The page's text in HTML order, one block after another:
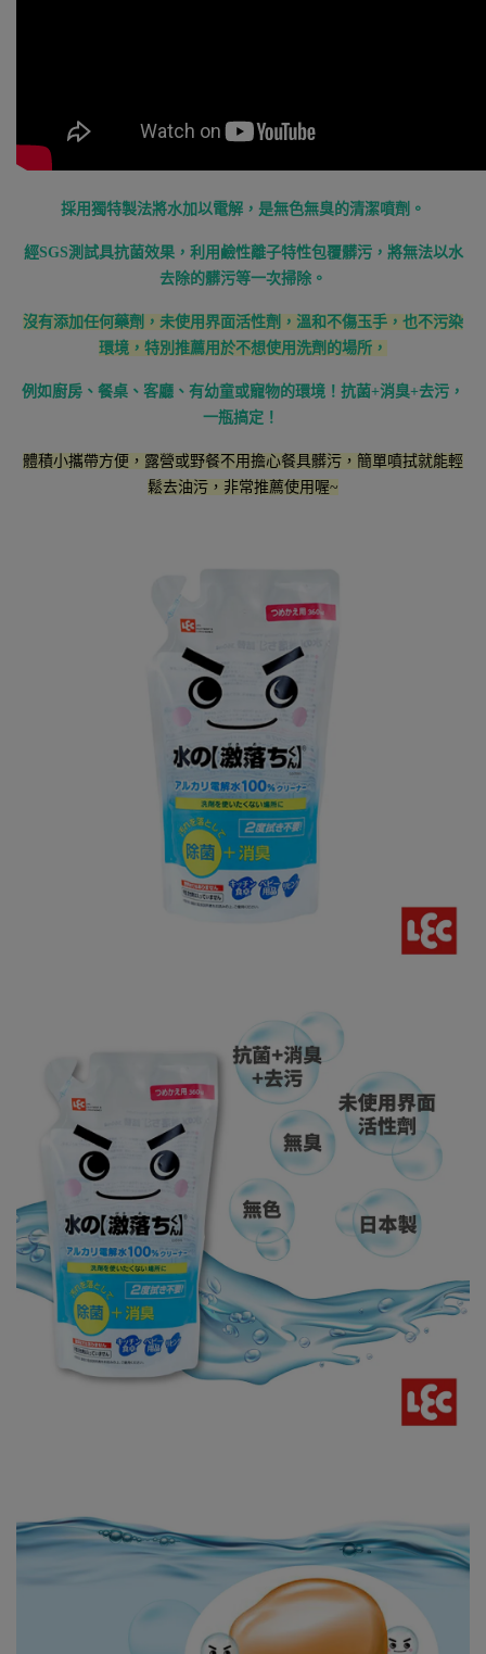
採用獨特製法將水加以電解，是無色無臭的清潔噴劑。
經SGS測試具抗菌效果，利用鹼性離子特性包覆髒污，將無法以水
去除的髒污等一次掃除。
沒有添加任何藥劑，未使用界面活性劑，溫和不傷玉手，也不污染
環境，特別推薦用於不想使用洗劑的場所，
例如廚房、餐桌、客廳、有幼童或寵物的環境！抗菌+消臭+去污，
一瓶搞定！
體積小攜帶方便，露營或野餐不用擔心餐具髒污，簡單噴拭就能輕
鬆去油污，非常推薦使用喔~